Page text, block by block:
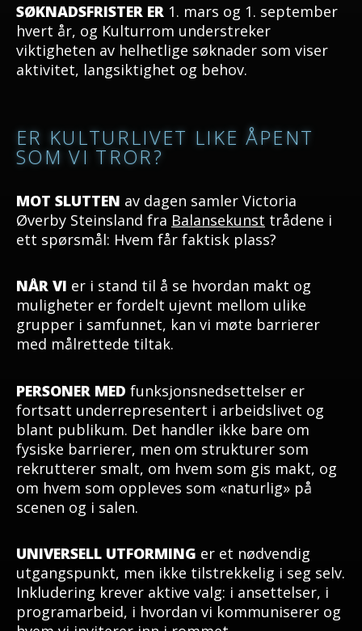
SØKNADSFRISTER ER 1. mars og 1. september
hvert år, og Kulturrom understreker
viktigheten av helhetlige søknader som viser
aktivitet, langsiktighet og behov.
ER KULTURLIVET LIKE ÅPENT
SOM VI TROR?
MOT SLUTTEN av dagen samler Victoria
Øverby Steinsland fra Balansekunst trådene i
ett spørsmål: Hvem får faktisk plass?
NÅR VI er i stand til å se hvordan makt og
muligheter er fordelt ujevnt mellom ulike
grupper i samfunnet, kan vi møte barrierer
med målrettede tiltak.
PERSONER MED funksjonsnedsettelser er
fortsatt underrepresentert i arbeidslivet og
blant publikum. Det handler ikke bare om
fysiske barrierer, men om strukturer som
rekrutterer smalt, om hvem som gis makt, og
om hvem som oppleves som «naturlig» på
scenen og i salen.
UNIVERSELL UTFORMING er et nødvendig
utgangspunkt, men ikke tilstrekkelig i seg selv.
Inkludering krever aktive valg: i ansettelser, i
programarbeid, i hvordan vi kommuniserer og